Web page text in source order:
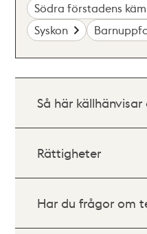
Södra förstadens
Syskon
Så här
Rättigheter
Har du frågor om